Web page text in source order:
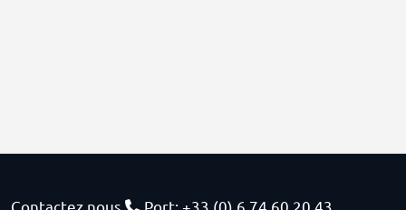
Contactez nous Port: +33 (0) 6 74 60 20 43